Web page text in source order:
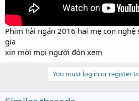
Phim hài ngắn 2016 hai mẹ con
gia
xin mời mọi người đón xem
You must log in or register